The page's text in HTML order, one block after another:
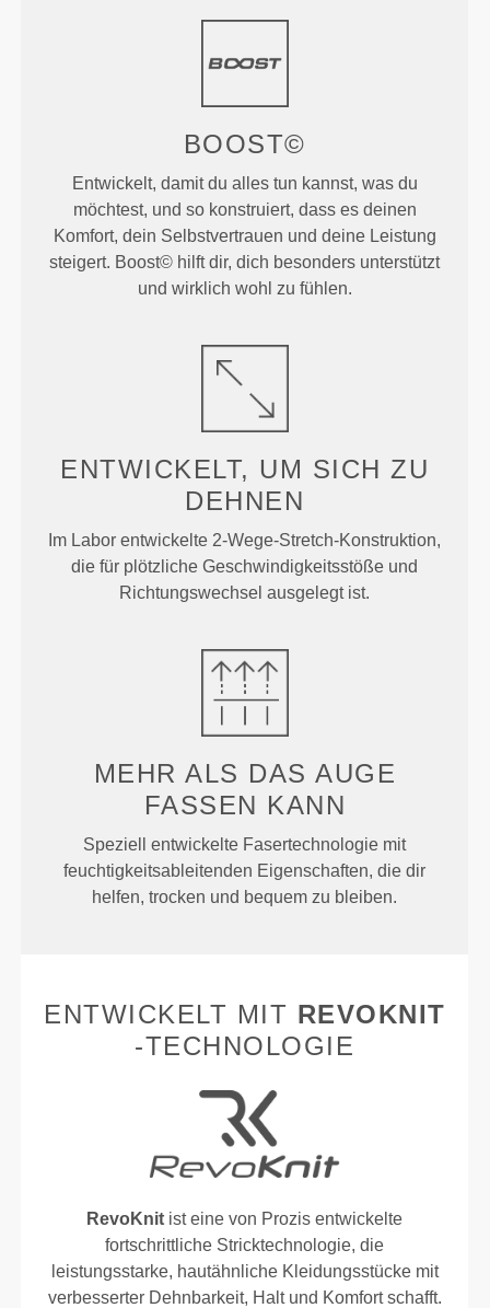
BOOST©
Entwickelt, damit du alles tun kannst, was du
möchtest, und so konstruiert, dass es deinen
Komfort, dein Selbstvertrauen und deine Leistung
steigert. Boost© hilft dir, dich besonders unterstützt
und wirklich wohl zu fühlen.
ENTWICKELT, UM SICH ZU
DEHNEN
Im Labor entwickelte 2-Wege-Stretch-Konstruktion,
die für plötzliche Geschwindigkeitsstöße und
Richtungswechsel ausgelegt ist.
MEHR ALS DAS AUGE
FASSEN KANN
Speziell entwickelte Fasertechnologie mit
feuchtigkeitsableitenden Eigenschaften, die dir
helfen, trocken und bequem zu bleiben.
ENTWICKELT MIT REVOKNIT
-TECHNOLOGIE
RevoKnit ist eine von Prozis entwickelte
fortschrittliche Stricktechnologie, die
leistungsstarke, hautähnliche Kleidungsstücke mit
verbesserter Dehnbarkeit, Halt und Komfort schafft.